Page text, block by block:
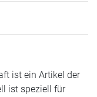
ist ein Artikel der
ist speziell für